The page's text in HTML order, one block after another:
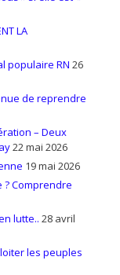
LA
populaire RN 26
de reprendre
– Deux
22 mai 2026
19 mai 2026
? Comprendre
lutte.. 28 avril
les peuples